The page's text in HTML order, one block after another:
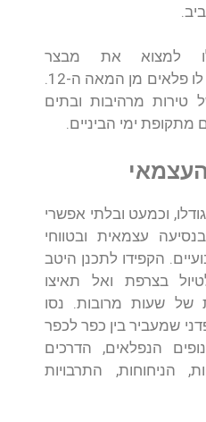
למצוא את מבצר
הטרגולודיטים שהשתמר לו פלאים מן המאה ה-12.
מרהיבות ובתים
ימי הביניים.
וכמעט ובלתי אפשרי
עצמאית ובטווחי
הקפידו לתכנן היטב
בצרפת ואל תאיצו
של שעות מרובות. נסו
שמעביר בין כפר לכפר
הנפלאים, הדרכים
הניחוחות, התרבויות